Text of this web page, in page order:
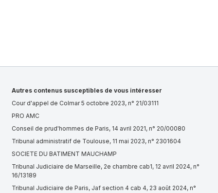
Autres contenus susceptibles de vous intéresser
Cour d'appel de Colmar 5 octobre 2023, n° 21/03111
PRO AMC
Conseil de prud'hommes de Paris, 14 avril 2021, n° 20/00080
Tribunal administratif de Toulouse, 11 mai 2023, n° 2301604
SOCIETE DU BATIMENT MAUCHAMP
Tribunal Judiciaire de Marseille, 2e chambre cab1, 12 avril 2024, n°
16/13189
Tribunal Judiciaire de Paris, Jaf section 4 cab 4, 23 août 2024, n°